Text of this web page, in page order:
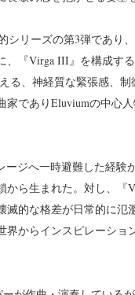
シリーズの第3弾であり
『Virga III』を構成す
る、神経質な緊張感、
でありEluviumの中心
ージへ一時避難した経
から生まれた。対し、
的な格差が日常的に氾
からインスピレーショ